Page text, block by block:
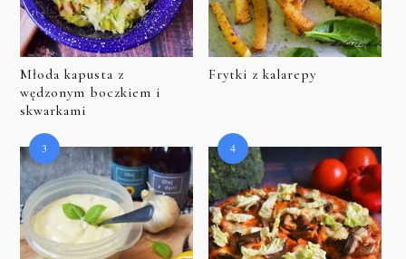
Młoda kapusta z
wędzonym boczkiem i
skwarkami
Frytki z kalarepy